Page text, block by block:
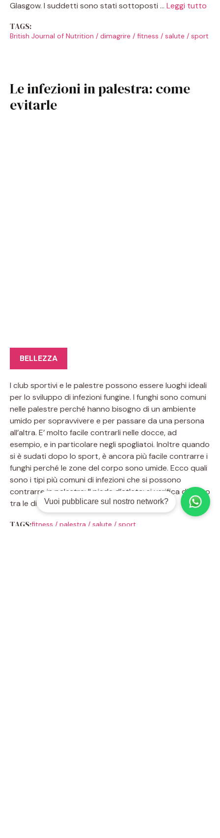
Glasgow. I suddetti sono stati sottoposti … Leggi tutto
TAGS:
British Journal of Nutrition / dimagrire / fitness / salute / sport
Le infezioni in palestra: come
evitarle
BELLEZZA
I club sportivi e le palestre possono essere luoghi ideali
per lo sviluppo di infezioni fungine. I funghi sono comuni
nelle palestre perché hanno bisogno di un ambiente
umido per sopravvivere e per passare da una persona
all’altra. E’ molto facile contrarli nelle docce, ad
esempio, e in particolare negli spogliatoi. Inoltre quando
si è sudati dopo lo sport, è ancora più facile contrarre i
funghi perché le zone del corpo sono umide. Ecco quali
sono i tipi più comuni di infezioni che si possono
contrarre in palestra: Il piede d’atleta: si verifica di solito
tra le dita dei piedi, …Leggi tutto
TAGS:fitness / palestra / salute / sport
Vuoi pubblicare sul nostro network?